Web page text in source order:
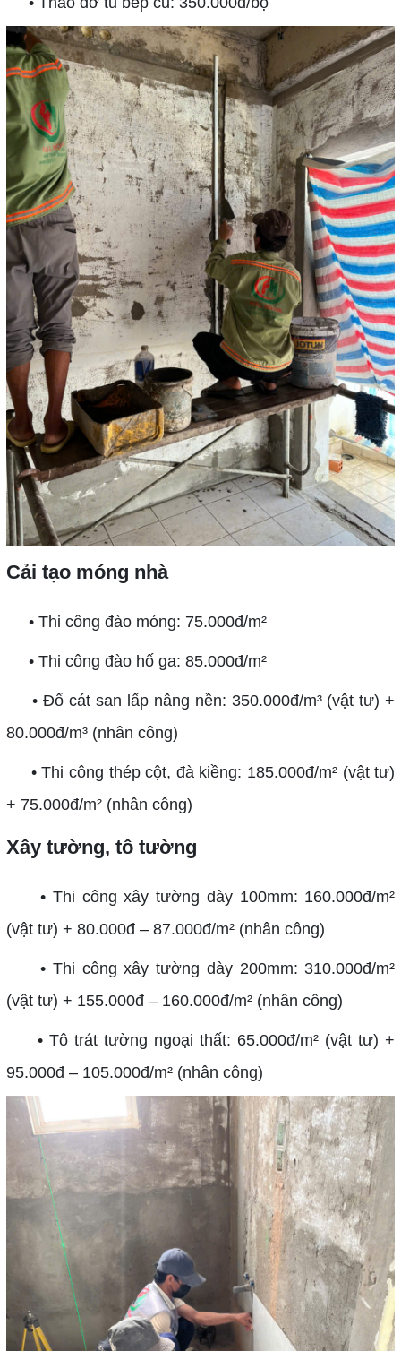
Cải tạo móng nhà
• Thi công đào móng: 75.000đ/m²
• Thi công đào hố ga: 85.000đ/m²
• Đổ cát san lấp nâng nền: 350.000đ/m³ (vật tư) +
80.000đ/m³ (nhân công)
• Thi công thép cột, đà kiềng: 185.000đ/m² (vật tư)
+ 75.000đ/m² (nhân công)
Xây tường, tô tường
• Thi công xây tường dày 100mm: 160.000đ/m²
(vật tư) + 80.000đ – 87.000đ/m² (nhân công)
• Thi công xây tường dày 200mm: 310.000đ/m²
(vật tư) + 155.000đ – 160.000đ/m² (nhân công)
• Tô trát tường ngoại thất: 65.000đ/m² (vật tư) +
95.000đ – 105.000đ/m² (nhân công)